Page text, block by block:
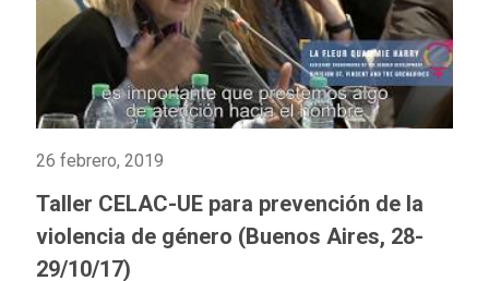
26 febrero, 2019
Taller CELAC-UE para prevención de la
violencia de género (Buenos Aires, 28-
29/10/17)